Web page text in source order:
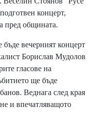
концерт,
пред общината.
вечерният концерт
Борислав Мудолов
гласове на
ще бъде
Веднага след края
и впечатляващото